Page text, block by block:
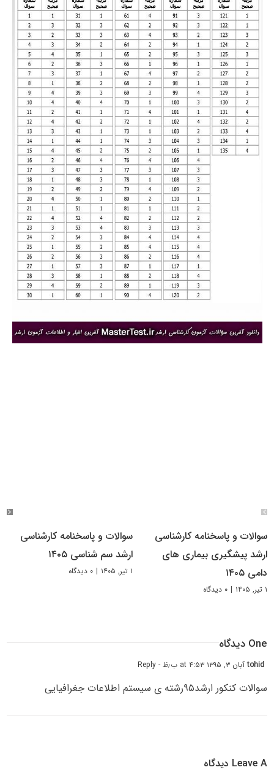
سوالات و پاسخنامه کارشناسی
ارشد پیشگیری بیماری های
دامی ۱۴۰۵
۱ تیر, ۱۴۰۵ | ۰ دیدگاه
سوالات و پاسخنامه کارشناسی
ارشد سم شناسی ۱۴۰۵
۱ تیر, ۱۴۰۵ | ۰ دیدگاه
One دیدگاه
tohidآبان ۳, ۱۳۹۵ at ۴:۵۳ ب٫ظ - Reply
سوالات کنکور ارشد۹۵رشته ی سیستم اطلاعات جغرافیایی
Leave A دیدگاه